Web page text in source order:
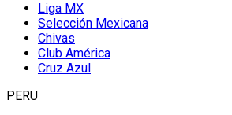
Liga MX
Selección Mexicana
Chivas
Club América
Cruz Azul
PERU